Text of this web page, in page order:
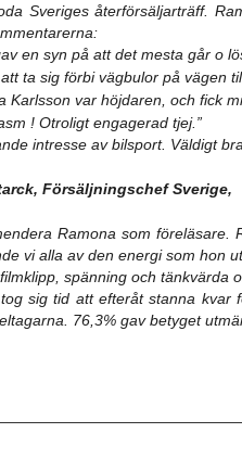
Sveriges återförsäljarträff.
en syn på att det mesta går o
ta sig förbi vägbulor på vägen
Karlsson var höjdaren, och fick
! Otroligt engagerad tjej.”
intresse av bilsport. Väldigt
Försäljningschef Sverige,
Ramona som föreläsare.
vi alla av den energi som hon
spänning och tänkvärda
sig tid att efteråt stanna kvar
76,3% gav betyget